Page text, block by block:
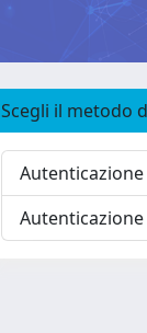
Scegli il metodo
Autenticazione
Autenticazione